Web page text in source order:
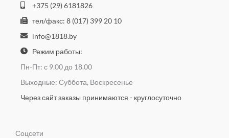
+375 (29) 6181826
тел/факс: 8 (017) 399 20 10
info@1818.by
Режим работы:
Пн-Пт: с 9.00 до 18.00
Выходные: Суббота, Воскресенье
Через сайт заказы принимаются - круглосуточно
Соцсети